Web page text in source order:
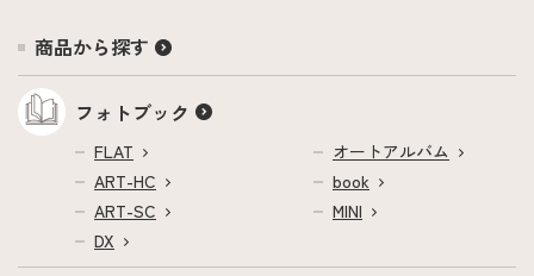
商品から探す
フォトブック
FLAT
ART-HC
ART-SC
DX
オートアルバム
book
MINI